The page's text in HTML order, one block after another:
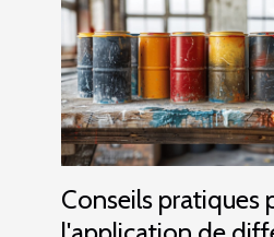
Conseils pratiques